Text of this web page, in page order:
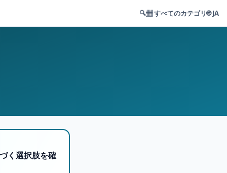
🔍▦ すべてのカテゴリ🌐 JA
く選択肢を確